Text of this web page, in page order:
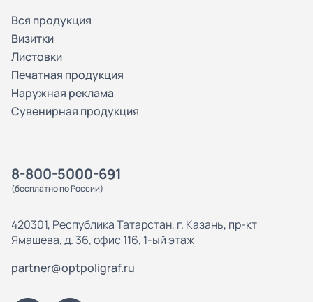
Вся продукция
Визитки
Листовки
Печатная продукция
Наружная реклама
Сувенирная продукция
8-800-5000-691
(бесплатно по России)
420301, Республика Татарстан, г. Казань, пр-кт
Ямашева, д. 36, офис 116, 1-ый этаж
partner@optpoligraf.ru